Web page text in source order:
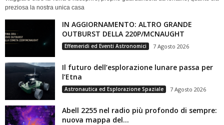
preziosa la nostra unica casa
IN AGGIORNAMENTO: ALTRO GRANDE
OUTBURST DELLA 220P/MCNAUGHT
Effemeridi ed Eventi Astronomici 7 Agosto 2026
Il futuro dell’esplorazione lunare passa per
l’Etna
Astronautica ed Esplorazione Spaziale 7 Agosto 2026
Abell 2255 nel radio più profondo di sempre:
nuova mappa del...